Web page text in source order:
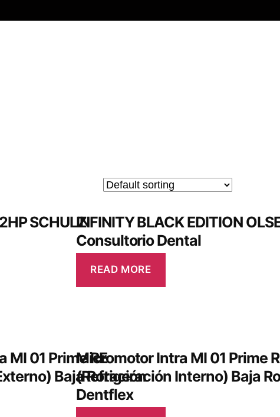
SCHULZINFINITY BLACK EDITION
Consultorio Dental
READ MORE
01 Prime RE
Baja Rotación
Micromotor Intra MI 01 Prime
(Refrigeración Interno) Baja
Dentflex